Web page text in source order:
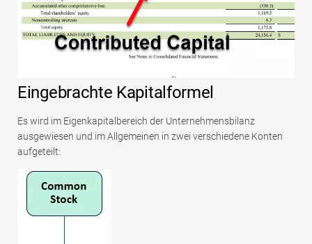
Eingebrachte Kapitalformel
Es wird im Eigenkapitalbereich der Unternehmensbilanz
ausgewiesen und im Allgemeinen in zwei verschiedene Konten
aufgeteilt: